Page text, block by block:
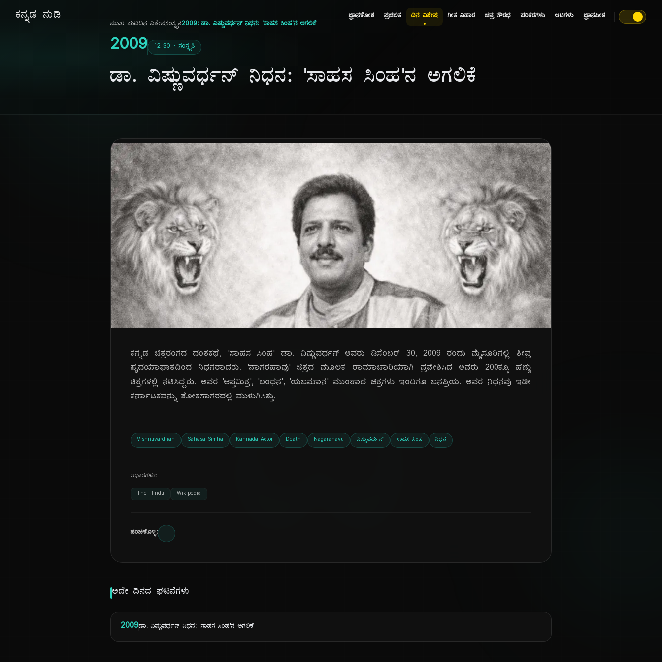
ಕನ್ನಡ ನುಡಿ ಜ್ಞಾನಕೋಶ ಪ್ರಚಲಿತ ದಿನ ವಿಶೇಷ ಗೀತ ವಿಹಾರ ಚಿತ್ರ ಸೌರಭ ಪರಿಕರಗಳು ಆಟಗಳು ಜ್ಞಾನಪೀಠ
ದಿ
ಮುಖ ಪುಟದಿನ ವಿಶೇಷಸಂಸ್ಕೃತಿ2009: ಡಾ. ವಿಷ್ಣುವರ್ಧನ್ ನಿಧನ: 'ಸಾಹಸ ಸಿಂಹ'ನ ಅಗಲಿಕೆ
2009 12-30 · ಸಂಸ್ಕೃತಿ
ಡಾ. ವಿಷ್ಣುವರ್ಧನ್ ನಿಧನ: 'ಸಾಹಸ ಸಿಂಹ'ನ ಅಗಲಿಕೆ
ಕನ್ನಡ ಚಿತ್ರರಂಗದ ದಂತಕಥೆ, 'ಸಾಹಸ ಸಿಂಹ' ಡಾ. ವಿಷ್ಣುವರ್ಧನ್ ಅವರು ಡಿಸೆಂಬರ್ 30, 2009 ರಂದು ಮೈಸೂರಿನಲ್ಲಿ ತೀವ್ರ
ಹೃದಯಾಘಾತದಿಂದ ನಿಧನರಾದರು. 'ನಾಗರಹಾವು' ಚಿತ್ರದ ಮೂಲಕ ರಾಮಾಚಾರಿಯಾಗಿ ಪ್ರವೇಶಿಸಿದ ಅವರು 200ಕ್ಕೂ ಹೆಚ್ಚು
ಚಿತ್ರಗಳಲ್ಲಿ ನಟಿಸಿದ್ದರು. ಅವರ 'ಆಪ್ತಮಿತ್ರ', 'ಬಂಧನ', 'ಯಜಮಾನ' ಮುಂತಾದ ಚಿತ್ರಗಳು ಇಂದಿಗೂ ಜನಪ್ರಿಯ. ಅವರ ನಿಧನವು ಇಡೀ
ಕರ್ನಾಟಕವನ್ನು ಶೋಕಸಾಗರದಲ್ಲಿ ಮುಳುಗಿಸಿತ್ತು.
Vishnuvardhan Sahasa Simha Kannada Actor Death Nagarahavu ವಿಷ್ಣುವರ್ಧನ್ ಸಾಹಸ ಸಿಂಹ ನಿಧನ
ಆಧಾರಗಳು:
The Hindu Wikipedia
ಹಂಚಿಕೊಳ್ಳಿ:
ಅದೇ ದಿನದ ಘಟನೆಗಳು
2009ಡಾ. ವಿಷ್ಣುವರ್ಧನ್ ನಿಧನ: 'ಸಾಹಸ ಸಿಂಹ'ನ ಅಗಲಿಕೆ